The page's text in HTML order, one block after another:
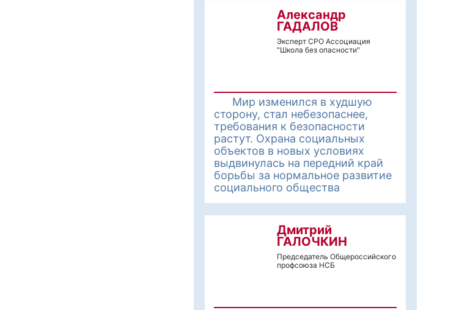
Александр
ГАДАЛОВ
Эксперт СРО Ассоциация
"Школа без опасности"
Мир изменился в худшую
сторону, стал небезопаснее,
требования к безопасности
растут. Охрана социальных
объектов в новых условиях
выдвинулась на передний край
борьбы за нормальное развитие
социального общества
Дмитрий
ГАЛОЧКИН
Председатель Общероссийского
профсоюза НСБ